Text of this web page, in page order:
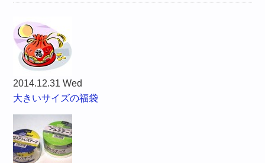
2014.12.31 Wed
大きいサイズの福袋